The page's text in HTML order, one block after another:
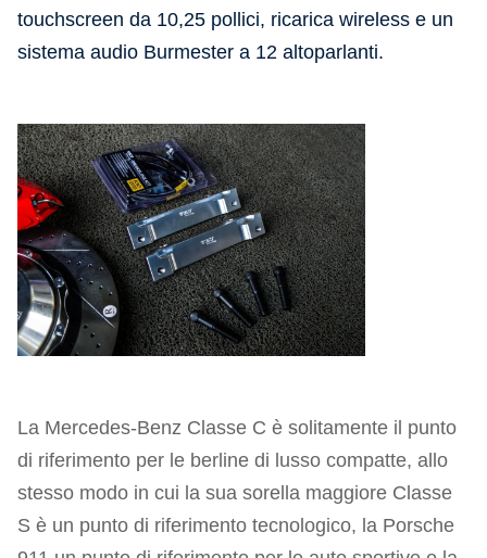
touchscreen da 10,25 pollici, ricarica wireless e un
sistema audio Burmester a 12 altoparlanti.
La Mercedes-Benz Classe C è solitamente il punto
di riferimento per le berline di lusso compatte, allo
stesso modo in cui la sua sorella maggiore Classe
S è un punto di riferimento tecnologico, la Porsche